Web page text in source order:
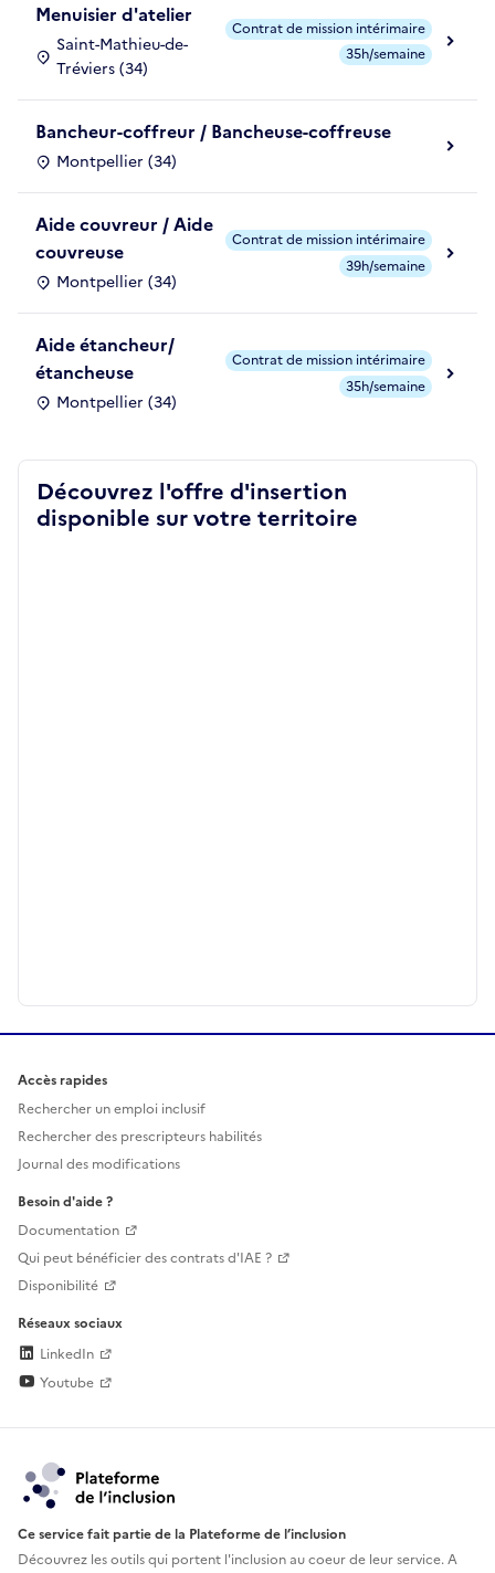
Menuisier d'atelier
Saint-Mathieu-de-
Tréviers (34)
Contrat de mission intérimaire
35h/semaine
Bancheur-coffreur / Bancheuse-coffreuse
Montpellier (34)
Aide couvreur / Aide
couvreuse
Montpellier (34)
Contrat de mission intérimaire
39h/semaine
Aide étancheur/
étancheuse
Montpellier (34)
Contrat de mission intérimaire
35h/semaine
Découvrez l'offre d'insertion
disponible sur votre territoire
Accès rapides
Rechercher un emploi inclusif
Rechercher des prescripteurs habilités
Journal des modifications
Besoin d'aide ?
Documentation
Qui peut bénéficier des contrats d'IAE ?
Disponibilité
Réseaux sociaux
LinkedIn
Youtube
Ce service fait partie de la Plateforme de l’inclusion
Découvrez les outils qui portent l'inclusion aucoeur de leur service. A